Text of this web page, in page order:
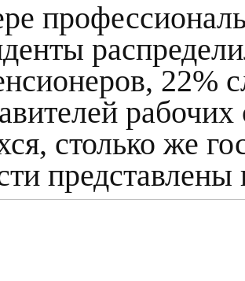
22%
столько же